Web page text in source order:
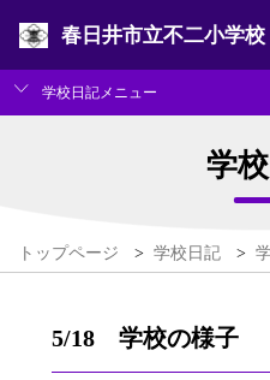
春日井市立不二小学校
学校日記メニュー
学
トップページ > 学校日記 >
5/18 学校の様子